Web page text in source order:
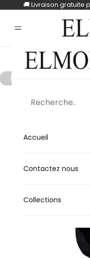
🚚 Livraison gratuite
Accueil
Contactez nous
Collections
1